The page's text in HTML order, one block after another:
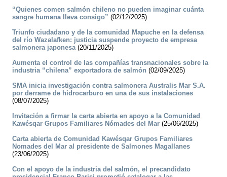
“Quienes comen salmón chileno no pueden imaginar cuánta
sangre humana lleva consigo” (02/12/2025)
Triunfo ciudadano y de la comunidad Mapuche en la defensa
del río Wazalafken: justicia suspende proyecto de empresa
salmonera japonesa(20/11/2025)
Aumenta el control de las compañías transnacionales sobre la
industria “chilena” exportadora de salmón (02/09/2025)
SMA inicia investigación contra salmonera Australis Mar S.A.
por derrame de hidrocarburo en una de sus instalaciones
(08/07/2025)
Invitación a firmar la carta abierta en apoyo a la Comunidad
Kawésqar Grupos Familiares Nómades del Mar (25/06/2025)
Carta abierta de Comunidad Kawésqar Grupos Familiares
Nomades del Mar al presidente de Salmones Magallanes
(23/06/2025)
Con el apoyo de la industria del salmón, el precandidato